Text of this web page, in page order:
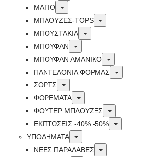
ΜΑΓΙΟ
Toggle
ΜΠΛΟΥΖΕΣ-TOPS
Toggle
ΜΠΟΥΣΤΑΚΙΑ
Toggle
ΜΠΟΥΦΑΝ
Toggle
ΜΠΟΥΦΑΝ ΑΜΑΝΙΚΟ
Toggle
ΠΑΝΤΕΛΟΝΙΑ ΦΟΡΜΑΣ
Toggle
ΣΟΡΤΣ
Toggle
ΦΟΡΕΜΑΤΑ
Toggle
ΦΟΥΤΕΡ ΜΠΛΟΥΖΕΣ
Toggle
ΕΚΠΤΏΣΕΙΣ -40% -50%
Toggle
ΥΠΟΔΗΜΑΤΑ
Toggle
ΝΕΕΣ ΠΑΡΑΛΑΒΕΣ
Toggle